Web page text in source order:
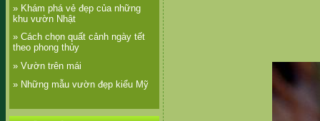
» Khám phá vẻ đẹp của những
khu vườn Nhật
» Cách chọn quất cảnh ngày tết
theo phong thủy
» Vườn trên mái
» Những mẫu vườn đẹp kiểu Mỹ